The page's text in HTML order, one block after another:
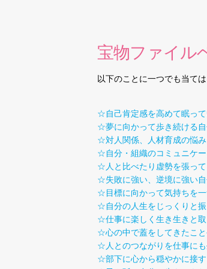
宝物ファイル
以下のことに一つでも当て
☆自己肯定感を高めて眠っ
☆夢に向かって歩き続ける
☆対人関係、人材育成の悩
☆自分・組織のコミュニケ
☆人と比べたり虚勢を張っ
☆失敗に強い、逆境に強い
☆目標に向かって気持ちを
☆自分の人生をじっくりと
☆仕事に楽しく生き生きと
☆心の中で蓋をしてきたこ
☆人とのつながりを仕事に
☆部下に心から穏やかに接